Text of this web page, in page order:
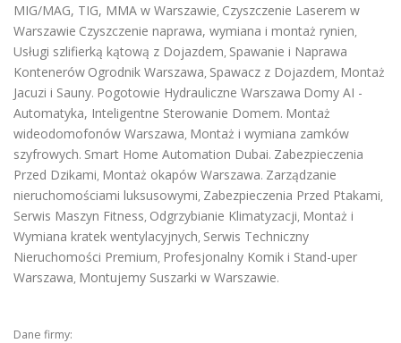
MIG/MAG, TIG, MMA w Warszawie, Czyszczenie Laserem w
Warszawie Czyszczenie naprawa, wymiana i montaż rynien,
Usługi szlifierką kątową z Dojazdem, Spawanie i Naprawa
Kontenerów Ogrodnik Warszawa, Spawacz z Dojazdem, Montaż
Jacuzi i Sauny. Pogotowie Hydrauliczne Warszawa Domy AI -
Automatyka, Inteligentne Sterowanie Domem. Montaż
wideodomofonów Warszawa, Montaż i wymiana zamków
szyfrowych. Smart Home Automation Dubai. Zabezpieczenia
Przed Dzikami, Montaż okapów Warszawa. Zarządzanie
nieruchomościami luksusowymi, Zabezpieczenia Przed Ptakami,
Serwis Maszyn Fitness, Odgrzybianie Klimatyzacji, Montaż i
Wymiana kratek wentylacyjnych, Serwis Techniczny
Nieruchomości Premium, Profesjonalny Komik i Stand-uper
Warszawa, Montujemy Suszarki w Warszawie.
Dane firmy: